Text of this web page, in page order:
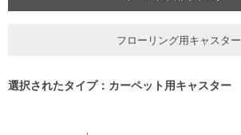
フローリング用キャスター
選択されたタイプ：カーペット用キャスター